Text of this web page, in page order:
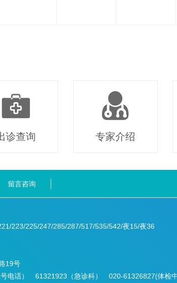
诊查询 专家介绍
留言咨询
223/225/247/285/287/517/535/542/夜15/夜36
19号
电话） 61321923（急诊科） 020-61326827(体检